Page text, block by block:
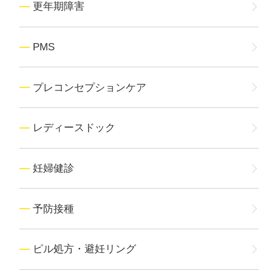
更年期障害
PMS
プレコンセプションケア
レディースドック
妊婦健診
予防接種
ピル処方・避妊リング